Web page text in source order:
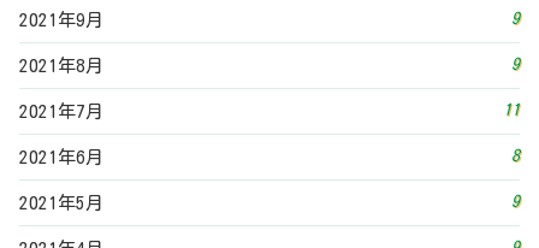
2021年9月 9
2021年8月 9
2021年7月 11
2021年6月 8
2021年5月 9